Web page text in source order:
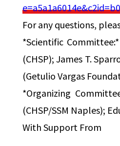
For any questions,
*Scientific
(CHSP); James T.
(Getulio Vargas
*Organizing
(CHSP/SSM Naples);
With Support From